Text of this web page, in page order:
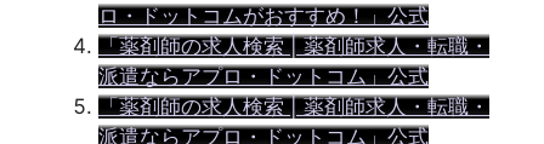
ロ・ドットコムがおすすめ！」公式
「薬剤師の求人検索 | 薬剤師求人・転職・
派遣ならアプロ・ドットコム」公式
「薬剤師の求人検索 | 薬剤師求人・転職・
派遣ならアプロ・ドットコム」公式